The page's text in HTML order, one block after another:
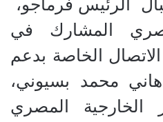
الرئيس فرماجو،
المشارك في
الخاصة بدعم
محمد بسيوني،
الخارجية المصري